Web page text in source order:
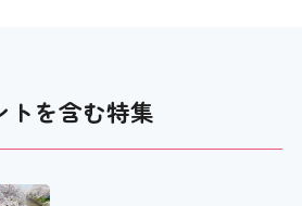
トを含む特集